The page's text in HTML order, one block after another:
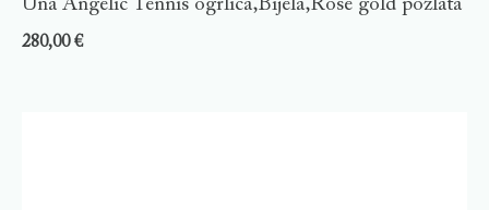
Una Angelic Tennis ogrlica,Bijela,Rose gold pozlata
280,00€